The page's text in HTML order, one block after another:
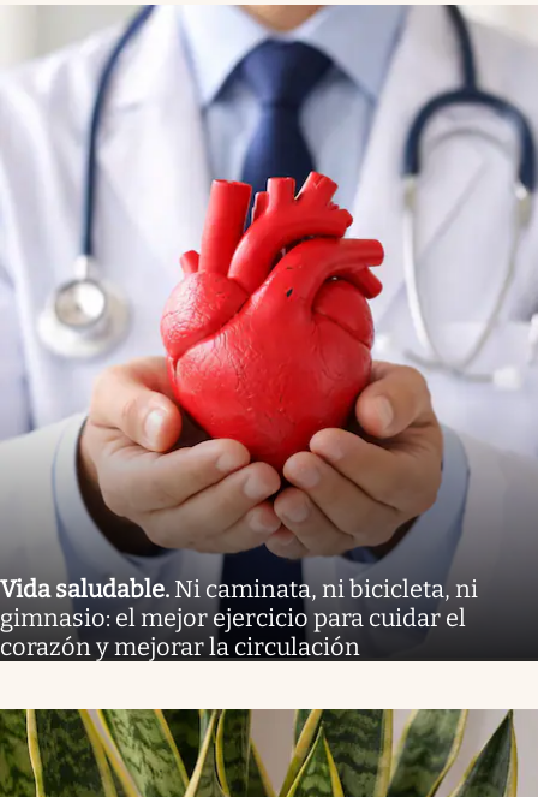
Vida saludable. Ni caminata, ni bicicleta, ni
gimnasio: el mejor ejercicio para cuidar el
corazón y mejorar la circulación